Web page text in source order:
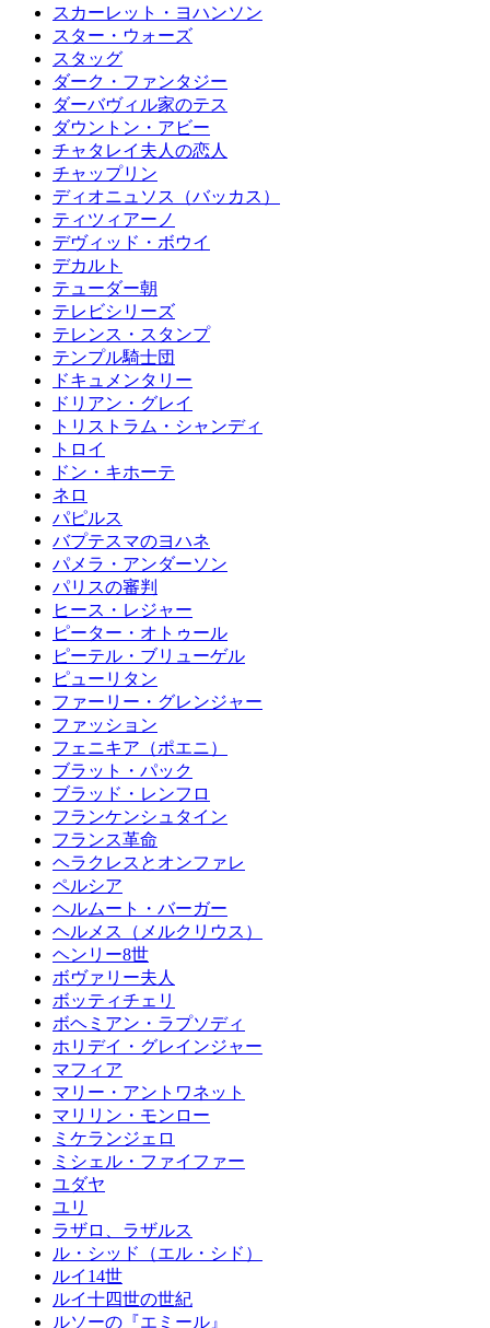
スカーレット・ヨハンソン
スター・ウォーズ
スタッグ
ダーク・ファンタジー
ダーバヴィル家のテス
ダウントン・アビー
チャタレイ夫人の恋人
チャップリン
ディオニュソス（バッカス）
ティツィアーノ
デヴィッド・ボウイ
デカルト
テューダー朝
テレビシリーズ
テレンス・スタンプ
テンプル騎士団
ドキュメンタリー
ドリアン・グレイ
トリストラム・シャンディ
トロイ
ドン・キホーテ
ネロ
パピルス
バプテスマのヨハネ
パメラ・アンダーソン
パリスの審判
ヒース・レジャー
ピーター・オトゥール
ピーテル・ブリューゲル
ピューリタン
ファーリー・グレンジャー
ファッション
フェニキア（ポエニ）
ブラット・パック
ブラッド・レンフロ
フランケンシュタイン
フランス革命
ヘラクレスとオンファレ
ペルシア
ヘルムート・バーガー
ヘルメス（メルクリウス）
ヘンリー8世
ボヴァリー夫人
ボッティチェリ
ボヘミアン・ラプソディ
ホリデイ・グレインジャー
マフィア
マリー・アントワネット
マリリン・モンロー
ミケランジェロ
ミシェル・ファイファー
ユダヤ
ユリ
ラザロ、ラザルス
ル・シッド（エル・シド）
ルイ14世
ルイ十四世の世紀
ルソーの『エミール』